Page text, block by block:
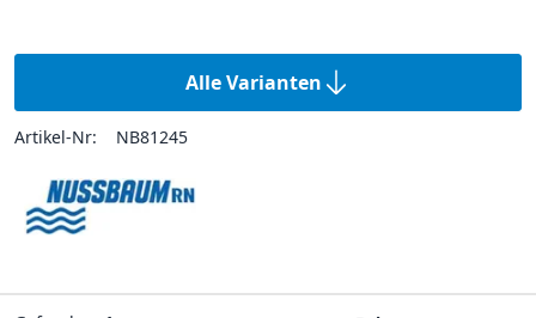
Alle Varianten
Artikel-Nr: NB81245